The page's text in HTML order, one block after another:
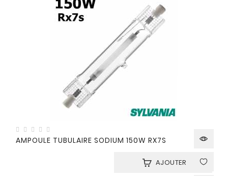
AMPOULE TUBULAIRE SODIUM 150W RX7S
AJOUTER